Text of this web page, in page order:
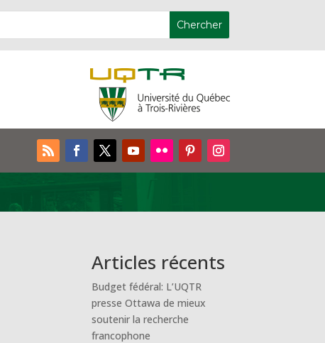
Articles récents
Budget fédéral: L’UQTR
presse Ottawa de mieux
soutenir la recherche
francophone